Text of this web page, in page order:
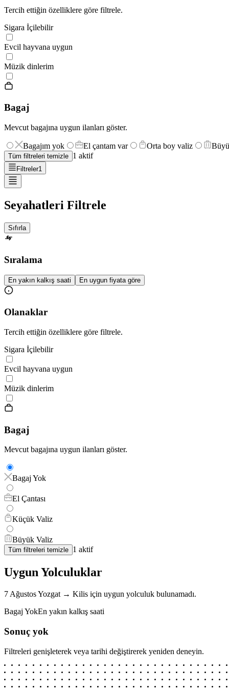
Tercih ettiğin özelliklere göre filtrele.
Sigara İçilebilir
Evcil hayvana uygun
Müzik dinlerim
Bagaj
Mevcut bagajına uygun ilanları göster.
Bagajım yok El çantam var Orta boy valiz
Tüm filtreleri temizle 1 aktif
Filtreler1
Seyahatleri Filtrele
Sıfırla
Sıralama
En yakın kalkış saati En uygun fiyata göre
Olanaklar
Tercih ettiğin özelliklere göre filtrele.
Sigara İçilebilir
Evcil hayvana uygun
Müzik dinlerim
Bagaj
Mevcut bagajına uygun ilanları göster.
Bagaj Yok
El Çantası
Küçük Valiz
Büyük Valiz
Tüm filtreleri temizle 1 aktif
Uygun Yolculuklar
7 AğustosYozgat → Kilis için uygun yolculuk bulunamadı.
Bagaj YokEn yakın kalkış saati
Sonuç yok
Filtreleri genişleterek veya tarihi değiştirerek yeniden deneyin.